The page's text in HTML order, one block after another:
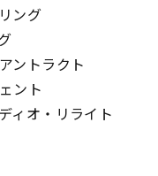
ング
ントラクト
ント
ィオ・リライト